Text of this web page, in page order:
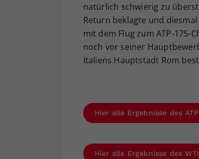
natürlich schwierig zu
Return beklagte und
mit dem Flug zum ATP-175-
noch vor seiner
Italiens Hauptstadt Rom
Hier alle Ergebnisse des
Hier alle Ergebnisse des